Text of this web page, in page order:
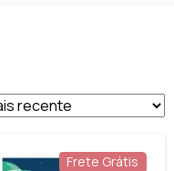
Frete Grátis